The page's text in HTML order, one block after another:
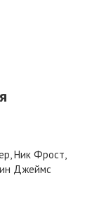
Ник Фрост,
Джеймс